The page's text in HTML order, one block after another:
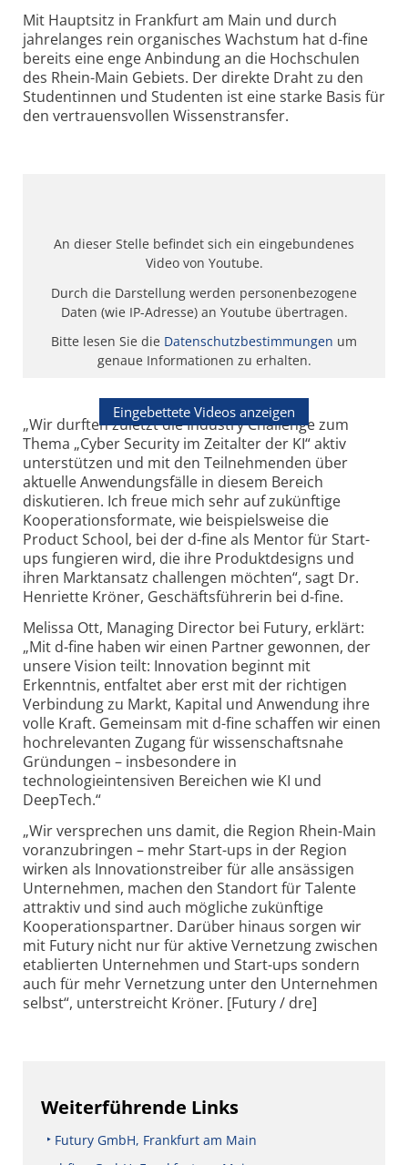
Mit Hauptsitz in Frankfurt am Main und durch
jahrelanges rein organisches Wachstum hat d-fine
bereits eine enge Anbindung an die Hochschulen
des Rhein-Main Gebiets. Der direkte Draht zu den
Studentinnen und Studenten ist eine starke Basis für
den vertrauensvollen Wissenstransfer.
An dieser Stelle befindet sich ein eingebundenes
Video von Youtube.
Durch die Darstellung werden personenbezogene
Daten (wie IP-Adresse) an Youtube übertragen.
Bitte lesen Sie die Datenschutzbestimmungen um
genaue Informationen zu erhalten.
Eingebettete Videos anzeigen
„Wir durften zuletzt die Industry Challenge zum
Thema „Cyber Security im Zeitalter der KI“ aktiv
unterstützen und mit den Teilnehmenden über
aktuelle Anwendungsfälle in diesem Bereich
diskutieren. Ich freue mich sehr auf zukünftige
Kooperationsformate, wie beispielsweise die
Product School, bei der d-fine als Mentor für Start-
ups fungieren wird, die ihre Produktdesigns und
ihren Marktansatz challengen möchten“, sagt Dr.
Henriette Kröner, Geschäftsführerin bei d-fine.
Melissa Ott, Managing Director bei Futury, erklärt:
„Mit d-fine haben wir einen Partner gewonnen, der
unsere Vision teilt: Innovation beginnt mit
Erkenntnis, entfaltet aber erst mit der richtigen
Verbindung zu Markt, Kapital und Anwendung ihre
volle Kraft. Gemeinsam mit d-fine schaffen wir einen
hochrelevanten Zugang für wissenschaftsnahe
Gründungen – insbesondere in
technologieintensiven Bereichen wie KI und
DeepTech.“
„Wir versprechen uns damit, die Region Rhein-Main
voranzubringen – mehr Start-ups in der Region
wirken als Innovationstreiber für alle ansässigen
Unternehmen, machen den Standort für Talente
attraktiv und sind auch mögliche zukünftige
Kooperationspartner. Darüber hinaus sorgen wir
mit Futury nicht nur für aktive Vernetzung zwischen
etablierten Unternehmen und Start-ups sondern
auch für mehr Vernetzung unter den Unternehmen
selbst“, unterstreicht Kröner. [Futury / dre]
Weiterführende Links
Futury GmbH, Frankfurt am Main